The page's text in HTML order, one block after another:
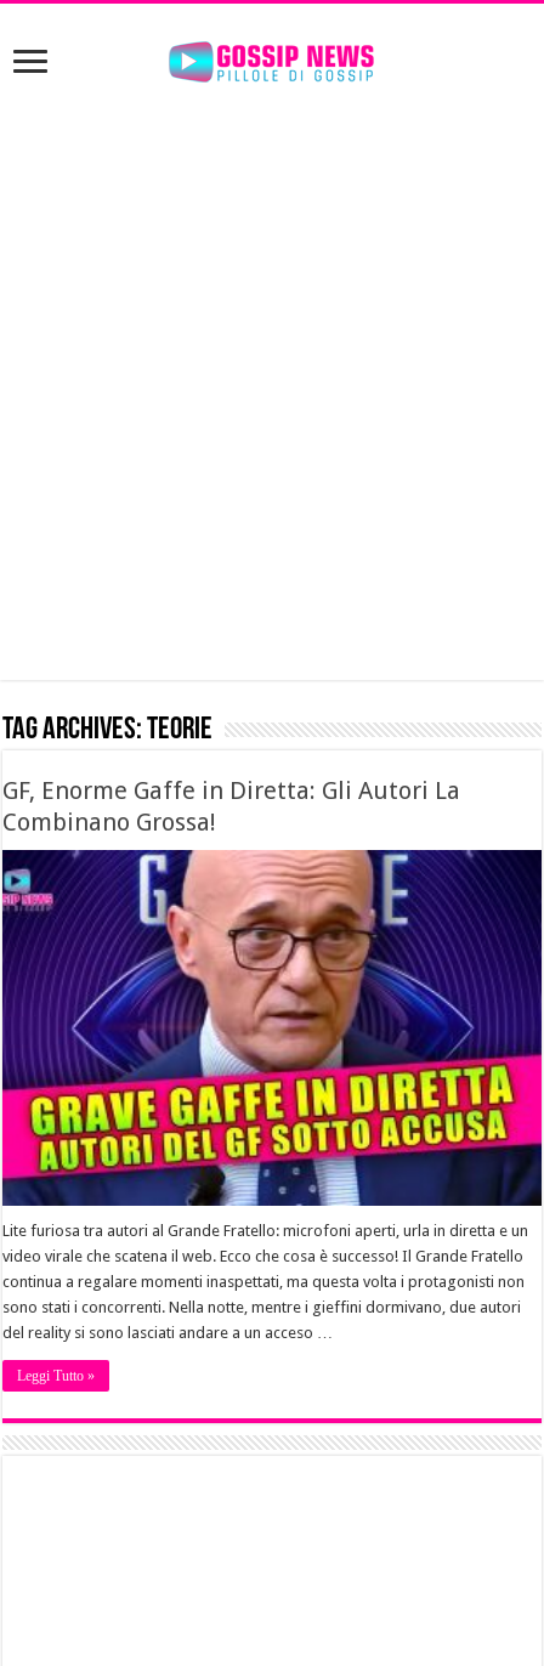
Tag Archives:teorie
GF, Enorme Gaffe in Diretta: Gli Autori La
Combinano Grossa!
Lite furiosa tra autori al Grande Fratello: microfoni aperti, urla in diretta e un
video virale che scatena il web. Ecco che cosa è successo! Il Grande Fratello
continua a regalare momenti inaspettati, ma questa volta i protagonisti non
sono stati i concorrenti. Nella notte, mentre i gieffini dormivano, due autori
del reality si sono lasciati andare a un acceso …
Leggi Tutto »